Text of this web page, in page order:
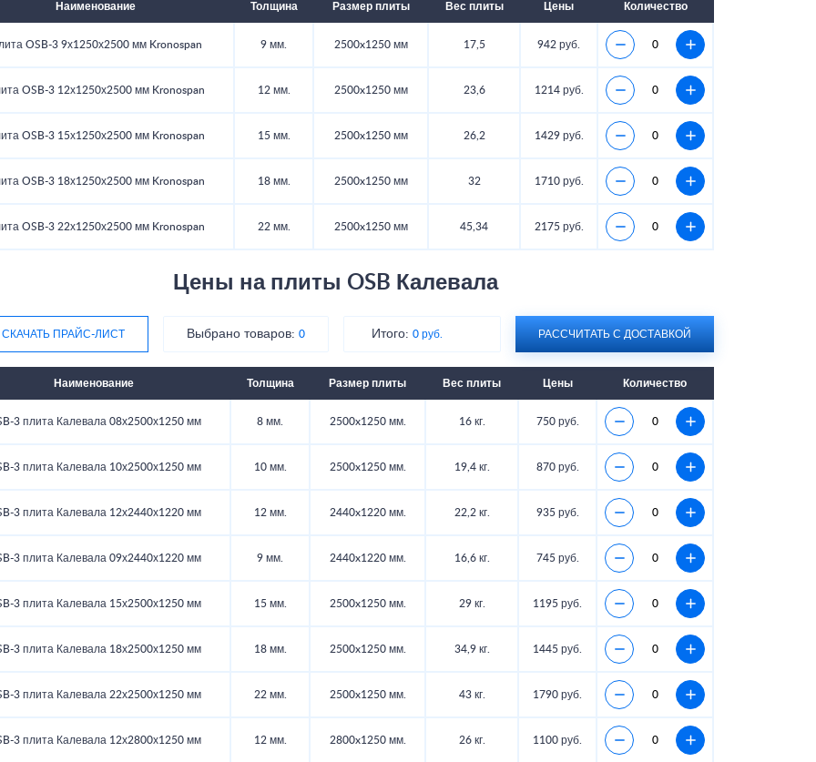
Наименование Толщина Размер плиты Вес плиты Цены Количество
OSB-3 9х1250х2500 мм Kronospan 9 мм. 2500x1250 мм 17,5 942 руб.
OSB-3 12х1250х2500 мм Kronospan 12 мм. 2500x1250 мм 23,6 1214 руб.
OSB-3 15х1250х2500 мм Kronospan 15 мм. 2500x1250 мм 26,2 1429 руб.
OSB-3 18х1250х2500 мм Kronospan 18 мм. 2500x1250 мм 32 1710 руб.
OSB-3 22х1250х2500 мм Kronospan 22 мм. 2500x1250 мм 45,34 2175 руб.
Цены на плиты OSB Калевала
СКАЧАТЬ ПРАЙС-ЛИСТ Выбрано товаров: 0 Итого:0 руб. РАССЧИТАТЬ С ДОСТАВКОЙ
Наименование Толщина Размер плиты Вес плиты Цены Количество
3 плита Калевала 08х2500х1250 мм 8 мм. 2500x1250 мм. 16 кг. 750 руб.
3 плита Калевала 10х2500х1250 мм 10 мм. 2500x1250 мм. 19,4 кг. 870 руб.
3 плита Калевала 12х2440х1220 мм 12 мм. 2440x1220 мм. 22,2 кг. 935 руб.
3 плита Калевала 09х2440х1220 мм 9 мм. 2440x1220 мм. 16,6 кг. 745 руб.
3 плита Калевала 15х2500х1250 мм 15 мм. 2500x1250 мм. 29 кг. 1195 руб.
3 плита Калевала 18х2500х1250 мм 18 мм. 2500x1250 мм. 34,9 кг. 1445 руб.
3 плита Калевала 22х2500х1250 мм 22 мм. 2500x1250 мм. 43 кг. 1790 руб.
3 плита Калевала 12х2800х1250 мм 12 мм. 2800x1250 мм. 26 кг. 1100 руб.